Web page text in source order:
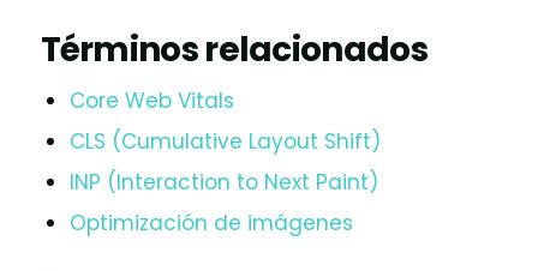
Términos relacionados
Core Web Vitals
CLS (Cumulative Layout Shift)
INP (Interaction to Next Paint)
Optimización de imágenes